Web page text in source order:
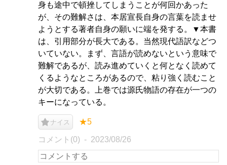
身も途中で頓挫してしまうことが何回かあった
が、その難解さは、本居宣長自身の言葉を読ませ
ようとする著者自身の願いに端を発する。▼本書
は、引用部分が長大である。当然現代語訳などつ
いていない。まず、言語が読めないという意味で
難解であるが、読み進めていくと何となく読めて
くるようなところがあるので、粘り強く読むこと
が大切である。上巻では源氏物語の存在が一つの
キーになっている。
ナイス ★5
コメント(0) 2023/08/26